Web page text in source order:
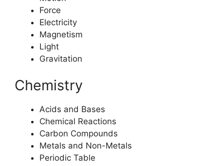
Force
Electricity
Magnetism
Light
Gravitation
Chemistry
Acids and Bases
Chemical Reactions
Carbon Compounds
Metals and Non-Metals
Periodic Table